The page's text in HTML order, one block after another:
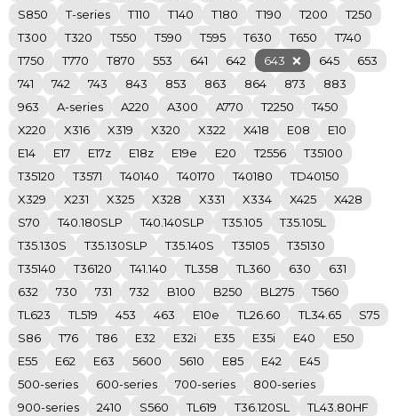
S850
T-series T110 T140 T180 T190 T200
T250
T300
T320 T550 T590 T595 T630 T650
T740
T750
T770 T870 553 641 642 643 645
653
741
742 743 843 853 863 864 873
883
963
A-series A220 A300 A770 T2250
T450
X220
X316 X319 X320 X322 X418 E08
E10
E14
E17 E17z E18z E19e E20 T2556
T35100
T35120
T3571 T40140 T40170 T40180
TD40150
X329
X231 X325 X328 X331 X334 X425
X428
S70
T40.180SLP T40.140SLP T35.105
T35.105L
T35.130S
T35.130SLP T35.140S T35105
T35130
T35140
T36120 T41.140 TL358 TL360 630
631
632
730 731 732 B100 B250 BL275
T560
TL623
TL519 453 463 E10e TL26.60 TL34.65
S75
S86
T76 T86 E32 E32i E35 E35i E40
E50
E55
E62 E63 5600 5610 E85 E42
E45
500-series
600-series 700-series
800-series
900-series
2410 S560 TL619 T36.120SL
TL43.80HF